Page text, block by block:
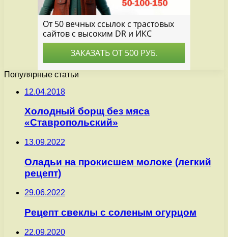
Популярные статьи
12.04.2018
Холодный борщ без мяса
«Ставропольский»
13.09.2022
Оладьи на прокисшем молоке (легкий
рецепт)
29.06.2022
Рецепт свеклы с соленым огурцом
22.09.2020